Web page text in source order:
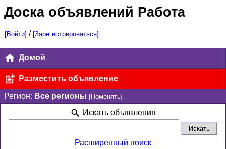
Доска объявлений Работа
[Войти] / [Зарегистрироваться]
Домой
Разместить объявление
Регион: Все регионы [Поменять]
Искать объявления
Расширенный поиск